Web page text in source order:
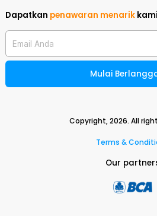
Dapatkan penawaran menarik
Email Anda
Mulai
Copyright,2026. All
Terms &
Our